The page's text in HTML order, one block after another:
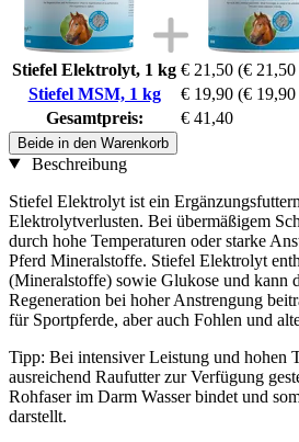
Stiefel Elektrolyt, 1 kg € 21,50 (€
Stiefel MSM, 1 kg
€ 19,90 (€
Gesamtpreis:
€ 41,40
Beide in den Warenkorb
Beschreibung
Stiefel Elektrolyt ist ein
Elektrolytverlusten. Bei übermäßigem
durch hohe Temperaturen oder starke
Pferd Mineralstoffe. Stiefel Elektrolyt
(Mineralstoffe) sowie Glukose und kann
Regeneration bei hoher Anstrengung
für Sportpferde, aber auch Fohlen und
Tipp: Bei intensiver Leistung und hohen
ausreichend Raufutter zur Verfügung
Rohfaser im Darm Wasser bindet und
darstellt.